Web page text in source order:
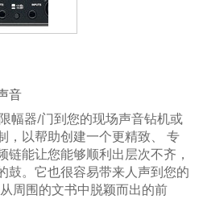
音
幅器/门到您的现场声音钻机或
，以帮助创建一个更精致、 专
链能让您能够顺利出层次不齐，
鼓。它也很容易带来人声到您的
周围的文书中脱颖而出的前